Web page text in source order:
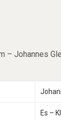
– Johannes
Es –